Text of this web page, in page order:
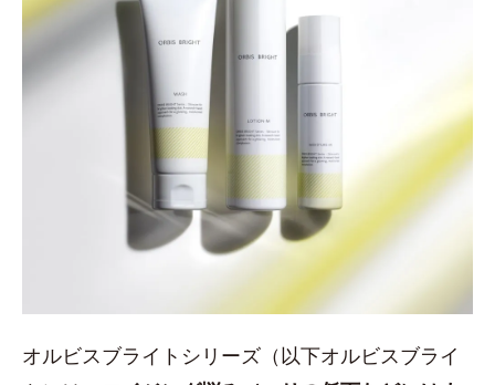
オルビスブライトシリーズ（以下オルビスブライ